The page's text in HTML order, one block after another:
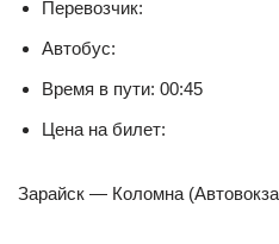
Перевозчик:
Автобус:
Время в пути: 00:45
Цена на билет:
Зарайск — Коломна